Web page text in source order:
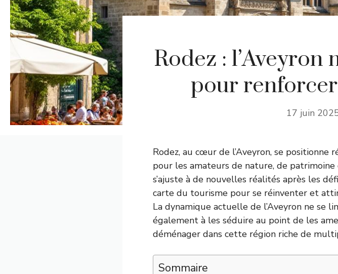
Rodez :
pour
17 juin
Rodez, au cœur de l’Aveyron, se
pour les amateurs de nature, de
s’ajuste à de nouvelles réalités après les
carte du tourisme pour se réinventer et
La dynamique actuelle de l’Aveyron ne se
également à les séduire au point de les
déménager dans cette région riche de
Sommaire